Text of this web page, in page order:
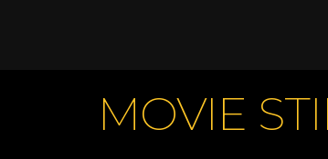
MOVIE